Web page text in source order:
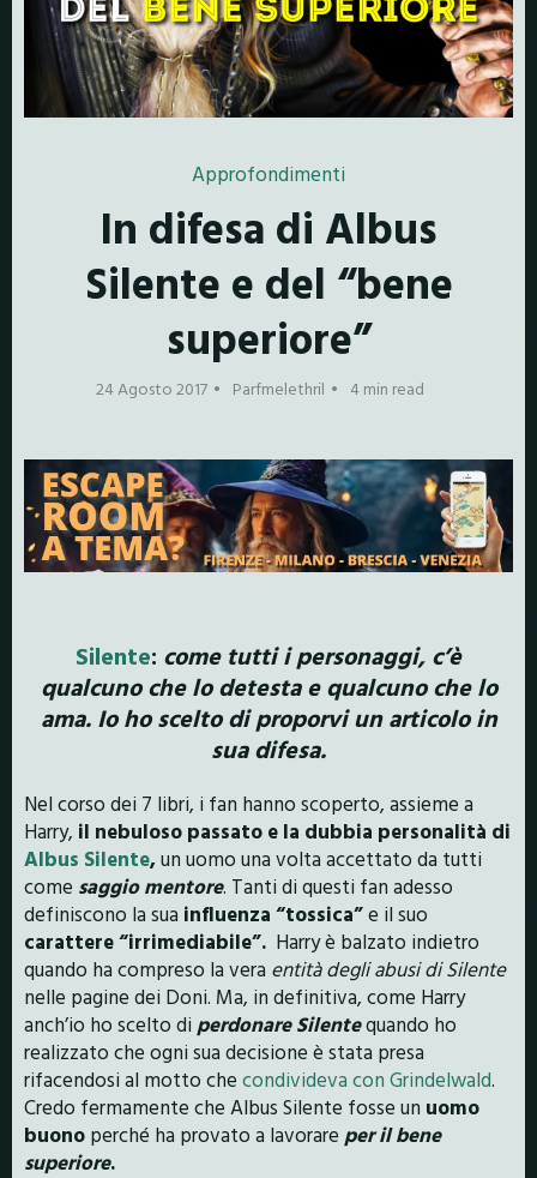
Approfondimenti
In difesa di Albus
Silente e del “bene
superiore”
24 Agosto 2017 Parfmelethril 4 min read
Silente: come tutti i personaggi, c’è
qualcuno che lo detesta e qualcuno che lo
ama. Io ho scelto di proporvi un articolo in
sua difesa.
Nel corso dei 7 libri, i fan hanno scoperto, assieme a
Harry, il nebuloso passato e la dubbia personalità di
Albus Silente,un uomo una volta accettato da tutti
come saggio mentore. Tanti di questi fan adesso
definiscono la sua influenza “tossica”e il suo
carattere “irrimediabile”. Harry è balzato indietro
quando ha compreso la vera entità degli abusi di Silente
nelle pagine dei Doni. Ma, in definitiva, come Harry
anch’io ho scelto di perdonare Silentequando ho
realizzato che ogni sua decisione è stata presa
rifacendosi al motto che condivideva con Grindelwald.
Credo fermamente che Albus Silente fosse un uomo
buono perché ha provato a lavorare per il bene
superiore.